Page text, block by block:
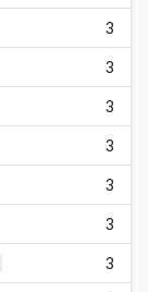
3
3
3
3
3
3
3